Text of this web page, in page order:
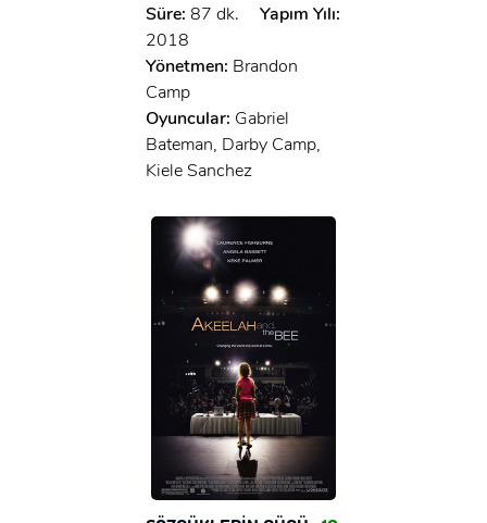
Süre: 87 dk.
Yapım Yılı:
2018
Yönetmen: Brandon
Camp
Oyuncular: Gabriel
Bateman, Darby Camp,
Kiele Sanchez